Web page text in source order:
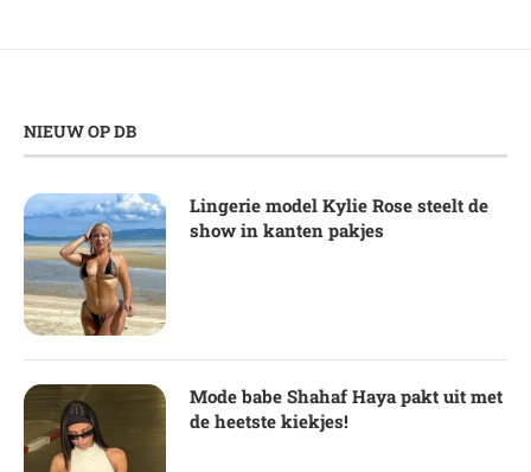
NIEUW OP DB
Lingerie model Kylie Rose steelt de
show in kanten pakjes
Mode babe Shahaf Haya pakt uit met
de heetste kiekjes!